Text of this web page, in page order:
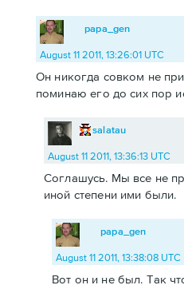
papa_gen
August 11 2011, 13:26:01 UTC
Он никогда совком не
поминаю его до сих пор
salatau
August 11 2011, 13:36:13 UTC
Соглашусь. Мы все не
иной степени ими были.
papa_gen
August 11 2011, 13:38:08 UTC
Вот он и не был. Так